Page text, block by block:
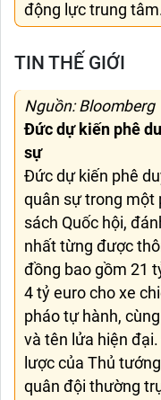
động lực trung
TIN THẾ GIỚI
Nguồn: Bloomberg
Đức dự kiến phê
sự
Đức dự kiến phê
quân sự trong một
sách Quốc hội,
nhất từng được
đồng bao gồm 21
4 tỷ euro cho xe
pháo tự hành,
và tên lửa hiện
lược của Thủ
quân đội thường